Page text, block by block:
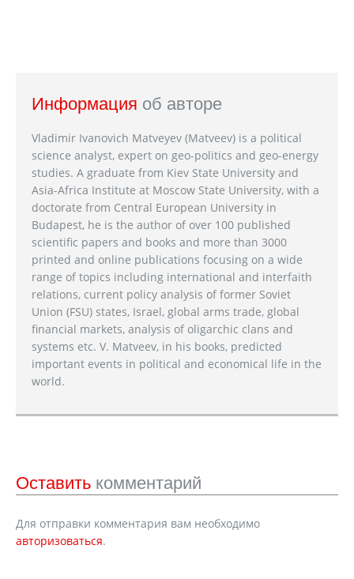
Информация об авторе
Vladimir Ivanovich Matveyev (Matveev) is a political
science analyst, expert on geo-politics and geo-energy
studies. A graduate from Kiev State University and
Asia-Africa Institute at Moscow State University, with a
doctorate from Central European University in
Budapest, he is the author of over 100 published
scientific papers and books and more than 3000
printed and online publications focusing on a wide
range of topics including international and interfaith
relations, current policy analysis of former Soviet
Union (FSU) states, Israel, global arms trade, global
financial markets, analysis of oligarchic clans and
systems etc. V. Matveev, in his books, predicted
important events in political and economical life in the
world.
Оставить комментарий
Для отправки комментария вам необходимо
авторизоваться.